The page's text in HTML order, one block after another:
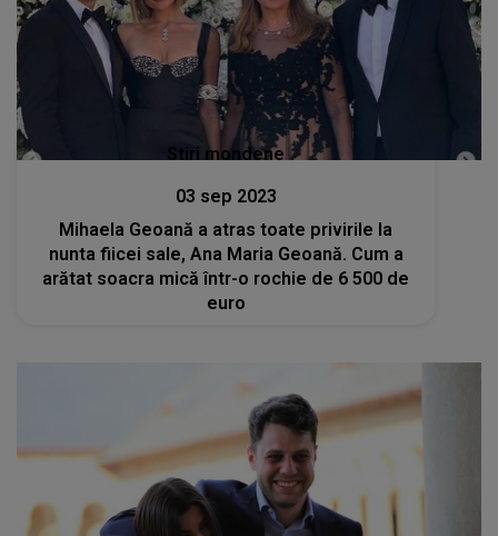
Stiri mondene
03 sep 2023
Mihaela Geoană a atras toate privirile la
nunta fiicei sale, Ana Maria Geoană. Cum a
arătat soacra mică într-o rochie de 6 500 de
euro